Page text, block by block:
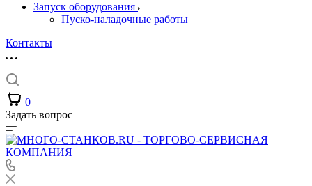
Запуск оборудования
Пуско-наладочные работы
Контакты
0
Задать вопрос